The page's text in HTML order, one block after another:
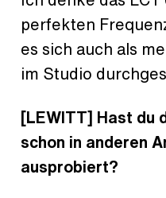
perfekten
es sich auch als
im Studio
[LEWITT] Hast du
schon in anderen
ausprobiert?